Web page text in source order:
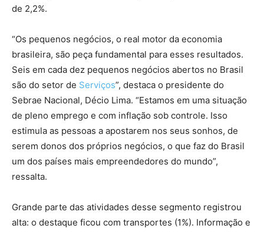
de 2,2%.
“Os pequenos negócios, o real motor da economia
brasileira, são peça fundamental para esses resultados.
Seis em cada dez pequenos negócios abertos no Brasil
são do setor de Serviços”, destaca o presidente do
Sebrae Nacional, Décio Lima. “Estamos em uma situação
de pleno emprego e com inflação sob controle. Isso
estimula as pessoas a apostarem nos seus sonhos, de
serem donos dos próprios negócios, o que faz do Brasil
um dos países mais empreendedores do mundo”,
ressalta.
Grande parte das atividades desse segmento registrou
alta: o destaque ficou com transportes (1%). Informação e